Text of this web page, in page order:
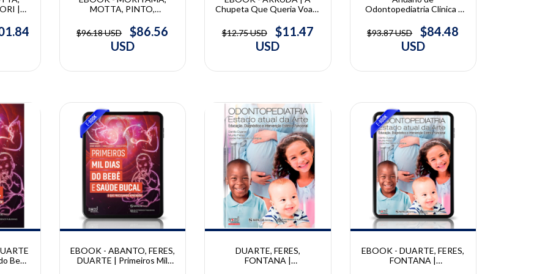
|
Lara
MOTTA, PINTO,
Odontopediatria | Caroline
Moraes Moriyama, Lara
Jansiski Motta, Marcelo
$96.18 USD
$86.56
USD
Chupeta Que Queria Voar |
$12.75 USD
$11.47
USD
Odontopediatria Clinica -
$93.87 USD
$84.48
USD
Bebê
EBOOK - ABANTO, FERES,
DUARTE | Primeiros Mil
DUARTE, FERES,
FONTANA |
EBOOK - DUARTE, FERES,
FONTANA |